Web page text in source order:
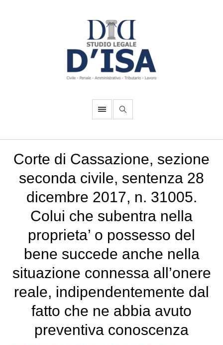
Corte di Cassazione, sezione
seconda civile, sentenza 28
dicembre 2017, n. 31005.
Colui che subentra nella
proprieta’ o possesso del
bene succede anche nella
situazione connessa all’onere
reale, indipendentemente dal
fatto che ne abbia avuto
preventiva conoscenza